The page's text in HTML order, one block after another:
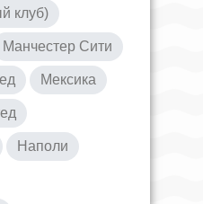
клуб)
Манчестер Сити
Мексика
Наполи